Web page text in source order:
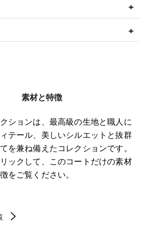
素材と特徴
ションは、最高級の生地と職人に
テール、美しいシルエットと抜群
を兼ね備えたコレクションです。
ックして、このコートだけの素材
をご覧ください。